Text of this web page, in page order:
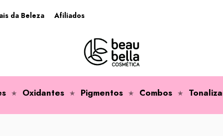
da Beleza Afiliados
Oxidantes Pigmentos Combos